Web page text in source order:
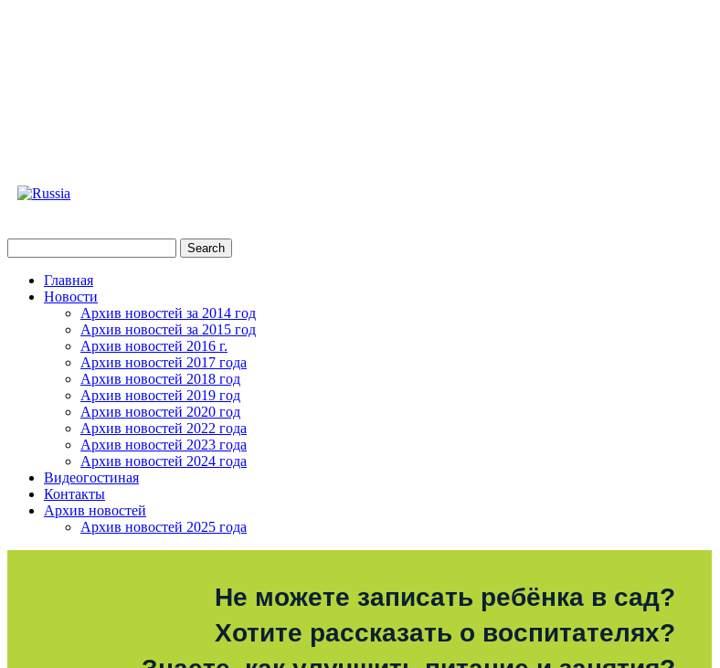
Главная
Новости
Архив новостей за 2014 год
Архив новостей за 2015 год
Архив новостей 2016 г.
Архив новостей 2017 года
Архив новостей 2018 год
Архив новостей 2019 год
Архив новостей 2020 год
Архив новостей 2022 года
Архив новостей 2023 года
Архив новостей 2024 года
Видеогостиная
Контакты
Архив новостей
Архив новостей 2025 года
Не можете записать ребёнка в сад?
Хотите рассказать о воспитателях?